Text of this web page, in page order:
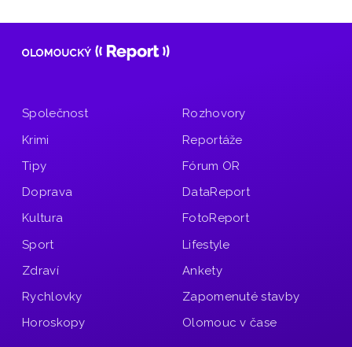
Společnost
Krimi
Tipy
Doprava
Kultura
Sport
Zdraví
Rychlovky
Horoskopy
Rozhovory
Reportáže
Fórum OR
DataReport
FotoReport
Lifestyle
Ankety
Zapomenuté stavby
Olomouc v čase